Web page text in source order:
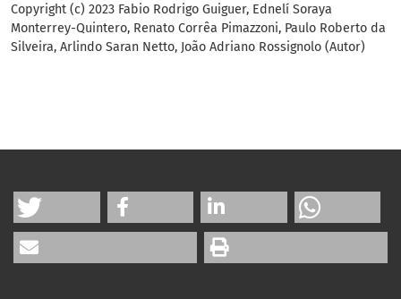
Copyright (c) 2023 Fabio Rodrigo Guiguer, Ednelí Soraya
Monterrey-Quintero, Renato Corrêa Pimazzoni, Paulo Roberto da
Silveira, Arlindo Saran Netto, João Adriano Rossignolo (Autor)